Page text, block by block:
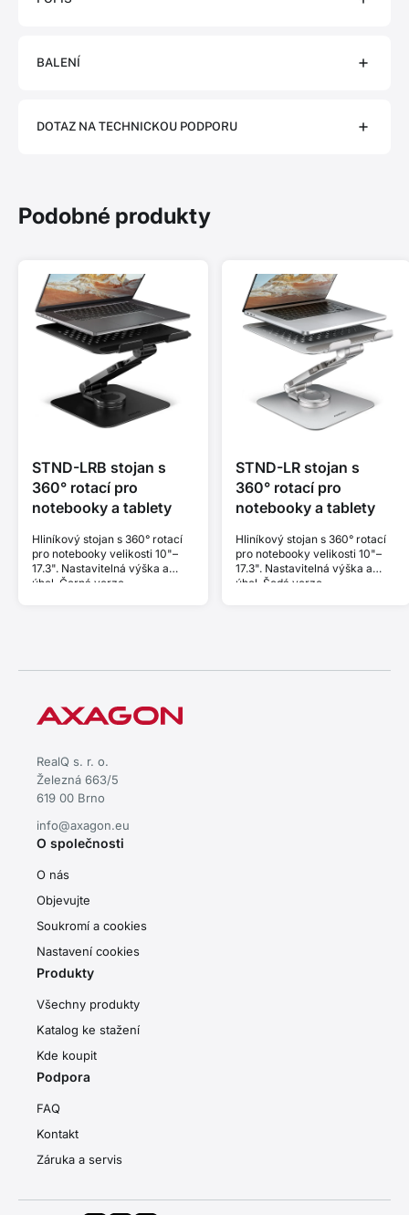
BALENÍ
DOTAZ NA TECHNICKOU PODPORU
Podobné produkty
STND-LRB stojan s
360° rotací pro
notebooky a tablety
Hliníkový stojan s 360° rotací
pro notebooky velikosti 10"–
17.3". Nastavitelná výška a
úhel. Černá verze.
STND-LR stojan s
360° rotací pro
notebooky a tablety
Hliníkový stojan s 360° rotací
pro notebooky velikosti 10"–
17.3". Nastavitelná výška a
úhel. Šedá verze.
RealQ s. r. o.
Železná 663/5
619 00 Brno
info@axagon.eu
O společnosti
O nás
Objevujte
Soukromí a cookies
Nastavení cookies
Produkty
Všechny produkty
Katalog ke stažení
Kde koupit
Podpora
FAQ
Kontakt
Záruka a servis